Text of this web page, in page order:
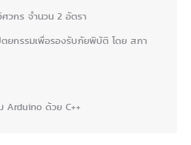
วกร จำนวน 2 อัตรา
ยกรรมเพื่อรองรับภัยพิบัติ โดย สภา
Arduino ด้วย C++